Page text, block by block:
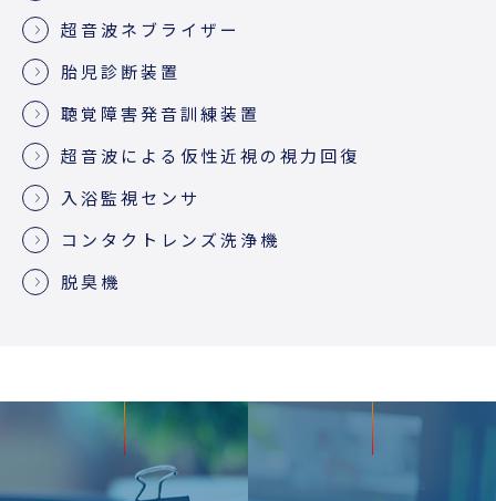
超音波ネブライザー
胎児診断装置
聴覚障害発音訓練装置
超音波による仮性近視の視力回復
入浴監視センサ
コンタクトレンズ洗浄機
脱臭機